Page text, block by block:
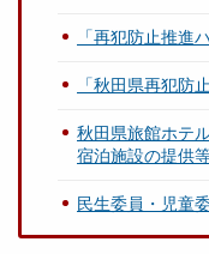
「再犯防止推進
「秋田県再犯防
秋田県旅館ホテ
宿泊施設の提供
民生委員・児童